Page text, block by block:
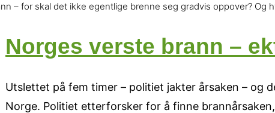
– for skal det ikke egentlige brenne seg gradvis oppover? Og
Norges verste brann –
Utslettet på fem timer – politiet jakter årsaken – og
Norge. Politiet etterforsker for å finne